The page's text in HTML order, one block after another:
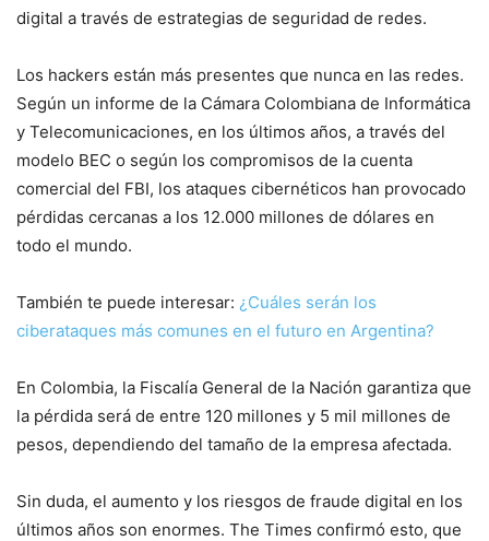
digital a través de estrategias de seguridad de redes.
Los hackers están más presentes que nunca en las redes.
Según un informe de la Cámara Colombiana de Informática
y Telecomunicaciones, en los últimos años, a través del
modelo BEC o según los compromisos de la cuenta
comercial del FBI, los ataques cibernéticos han provocado
pérdidas cercanas a los 12.000 millones de dólares en
todo el mundo.
También te puede interesar: ¿Cuáles serán los
ciberataques más comunes en el futuro en Argentina?
En Colombia, la Fiscalía General de la Nación garantiza que
la pérdida será de entre 120 millones y 5 mil millones de
pesos, dependiendo del tamaño de la empresa afectada.
Sin duda, el aumento y los riesgos de fraude digital en los
últimos años son enormes. The Times confirmó esto, que